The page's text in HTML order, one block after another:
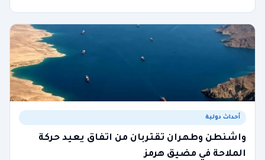
أحداث دولية
واشنطن وطهران تقتربان من اتفاق يعيد حركة
الملاحة في مضيق هرمز